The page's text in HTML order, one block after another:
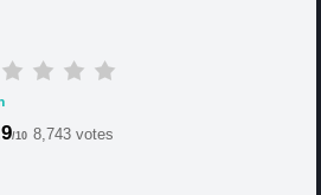
/10 8,743 votes